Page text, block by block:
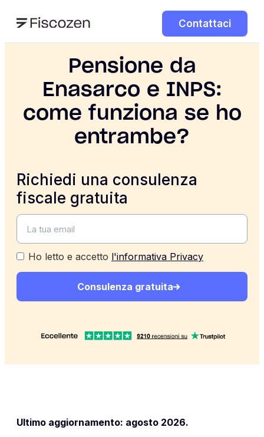
Contattaci
Pensione da
Enasarco e INPS:
come funziona se ho
entrambe?
Richiedi una consulenza
fiscale gratuita
Ho letto e accetto l'informativa Privacy
Consulenza gratuita
Ultimo aggiornamento: agosto 2026.